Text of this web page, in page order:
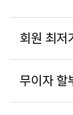
회원 최저
무이자 할